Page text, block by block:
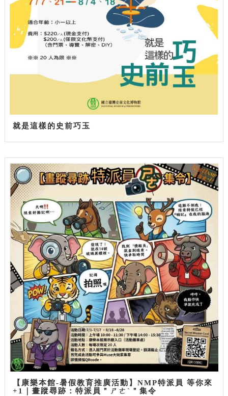
就是這樣的史前巧玉
【康樂本館-暑假教育推廣活動】NMP特派員 等你來
+1｜畫蹤尋跡：特派員＂ㄕㄜˋ＂集令